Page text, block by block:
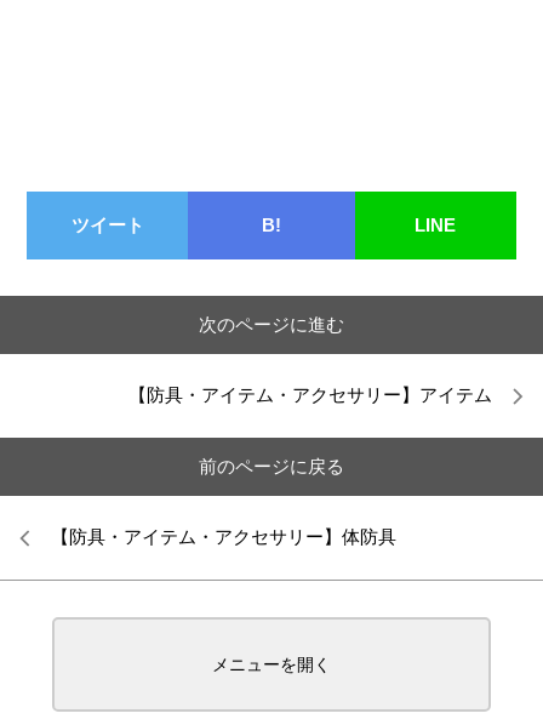
ツイート B! LINE
次のページに進む
【防具・アイテム・アクセサリー】アイテム
前のページに戻る
【防具・アイテム・アクセサリー】体防具
メニューを開く